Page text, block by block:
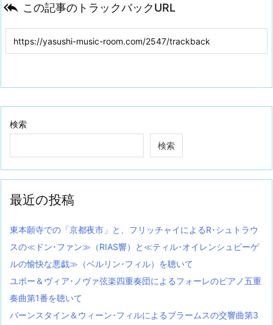
 この記事のトラックバックURL
検索
検索
最近の投稿
東本願寺での「京都夜市」と、フリッチャイによるR･シュトラウ
スの≪ドン･ファン≫（RIAS響）と≪ティル･オイレンシュピーゲ
ルの愉快な悪戯≫（ベルリン･フィル）を聴いて
ユボー＆ヴィア･ノヴァ弦楽四重奏団によるフォーレのピアノ五重
奏曲第1番を聴いて
バーンスタイン＆ウィーン･フィルによるブラームスの交響曲第3